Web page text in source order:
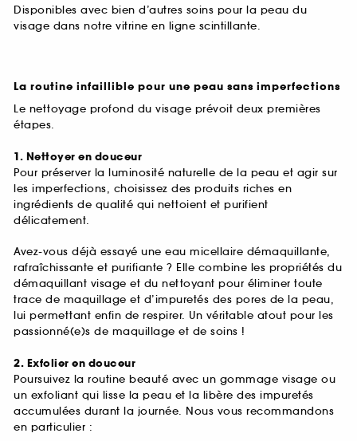
Disponibles avec bien d’autres soins pour la peau du
visage dans notre vitrine en ligne scintillante.
La routine infaillible pour une peau sans imperfections
Le nettoyage profond du visage prévoit deux premières
étapes.
1. Nettoyer en douceur
Pour préserver la luminosité naturelle de la peau et agir sur
les imperfections, choisissez des produits riches en
ingrédients de qualité qui nettoient et purifient
délicatement.
Avez-vous déjà essayé une eau micellaire démaquillante,
rafraîchissante et purifiante ? Elle combine les propriétés du
démaquillant visage et du nettoyant pour éliminer toute
trace de maquillage et d’impuretés des pores de la peau,
lui permettant enfin de respirer. Un véritable atout pour les
passionné(e)s de maquillage et de soins !
2. Exfolier en douceur
Poursuivez la routine beauté avec un gommage visage ou
un exfoliant qui lisse la peau et la libère des impuretés
accumulées durant la journée. Nous vous recommandons
en particulier :